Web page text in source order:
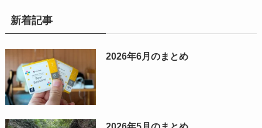
新着記事
2026年6月のまとめ